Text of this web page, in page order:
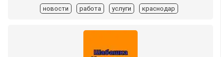
новости работа услуги краснодар